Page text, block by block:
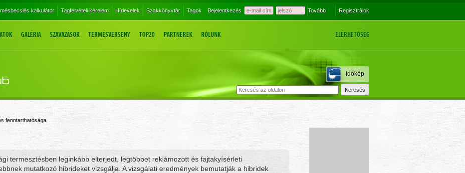
kalkulátor Tagfelvételi kérelem Hírlevelek Szakkönyvtár Tagok Bejelentkezés Tovább Regisztrálok
GALÉRIA SZAVAZÁSOK TERMÉSVERSENY TOP20 PARTNEREK RÓLUNK ELÉRHETŐSÉG
Időkép
fenntarthatósága
termesztésben leginkább elterjedt, legtöbbet reklámozott és fajtakyísérleti
mutatkozó hibrideket vizsgálja. A vizsgálati eredmények bemutatják a hibridek